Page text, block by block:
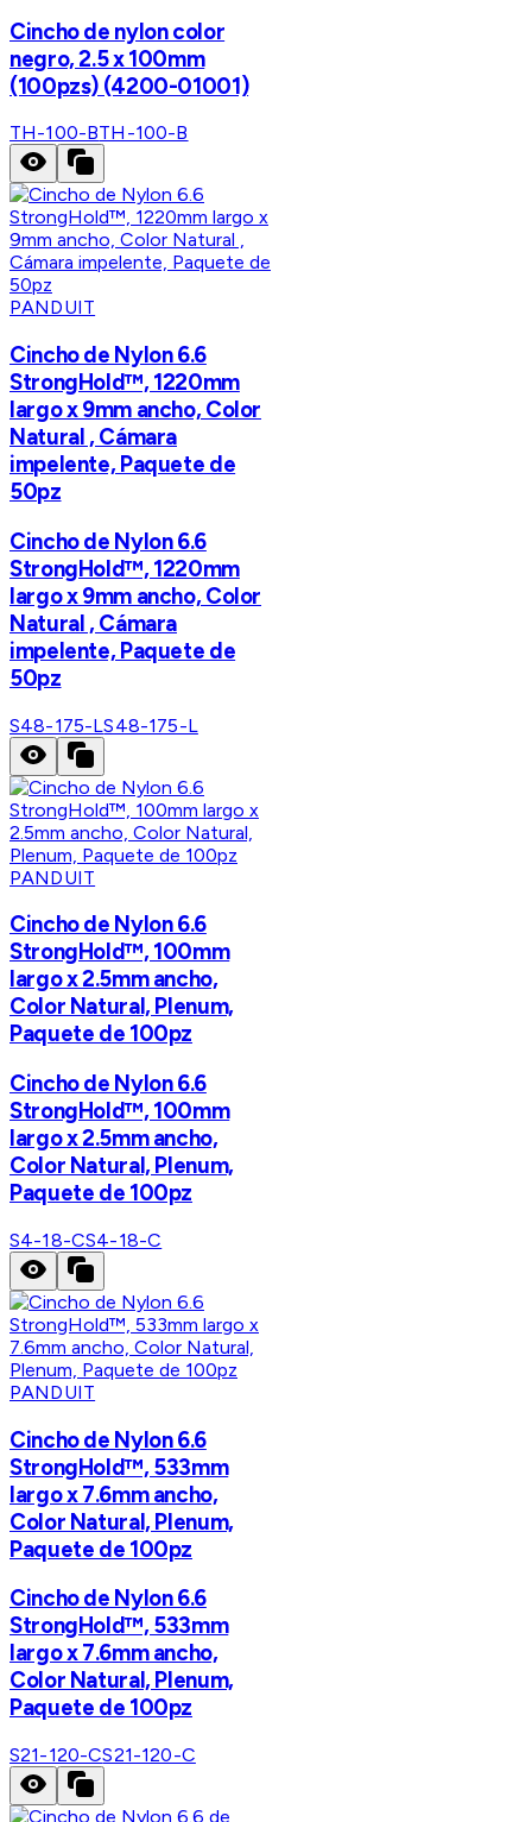
Cincho de nylon color
negro, 2.5 x 100mm
(100pzs) (4200-01001)
TH-100-BTH-100-B
PANDUIT
Cincho de Nylon 6.6
StrongHold™, 1220mm
largo x 9mm ancho, Color
Natural , Cámara
impelente, Paquete de
50pz
Cincho de Nylon 6.6
StrongHold™, 1220mm
largo x 9mm ancho, Color
Natural , Cámara
impelente, Paquete de
50pz
S48-175-LS48-175-L
PANDUIT
Cincho de Nylon 6.6
StrongHold™, 100mm
largo x 2.5mm ancho,
Color Natural, Plenum,
Paquete de 100pz
Cincho de Nylon 6.6
StrongHold™, 100mm
largo x 2.5mm ancho,
Color Natural, Plenum,
Paquete de 100pz
S4-18-CS4-18-C
PANDUIT
Cincho de Nylon 6.6
StrongHold™, 533mm
largo x 7.6mm ancho,
Color Natural, Plenum,
Paquete de 100pz
Cincho de Nylon 6.6
StrongHold™, 533mm
largo x 7.6mm ancho,
Color Natural, Plenum,
Paquete de 100pz
S21-120-CS21-120-C